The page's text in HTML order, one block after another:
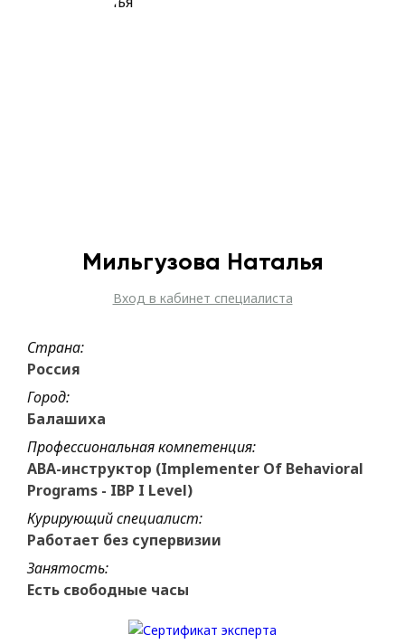
Мильгузова Наталья
Вход в кабинет специалиста
Страна:
Россия
Город:
Балашиха
Профессиональная компетенция:
ABA-инструктор (Implementer Of Behavioral
Programs - IBP I Level)
Курирующий специалист:
Работает без супервизии
Занятость:
Есть свободные часы